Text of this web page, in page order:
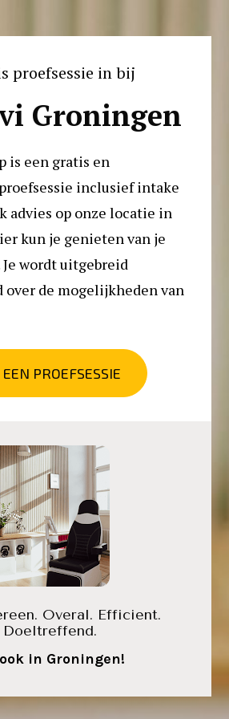
proefsessie in bij
Groningen
is een gratis en
inclusief intake
advies op onze locatie in
kun je genieten van je
Je wordt uitgebreid
over de mogelijkheden van
PROEFSESSIE
Overal. Efficient.
Doeltreffend.
in Groningen!